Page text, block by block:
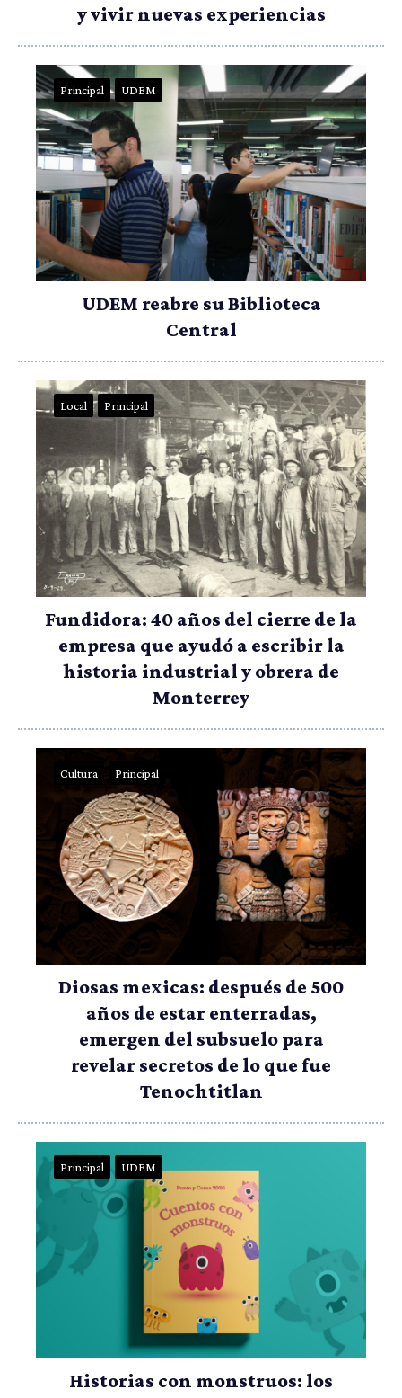
y vivir nuevas experiencias
Principal UDEM
UDEM reabre su Biblioteca
Central
Local Principal
Fundidora: 40 años del cierre de la
empresa que ayudó a escribir la
historia industrial y obrera de
Monterrey
Cultura Principal
Diosas mexicas: después de 500
años de estar enterradas,
emergen del subsuelo para
revelar secretos de lo que fue
Tenochtitlan
Principal UDEM
Historias con monstruos: los